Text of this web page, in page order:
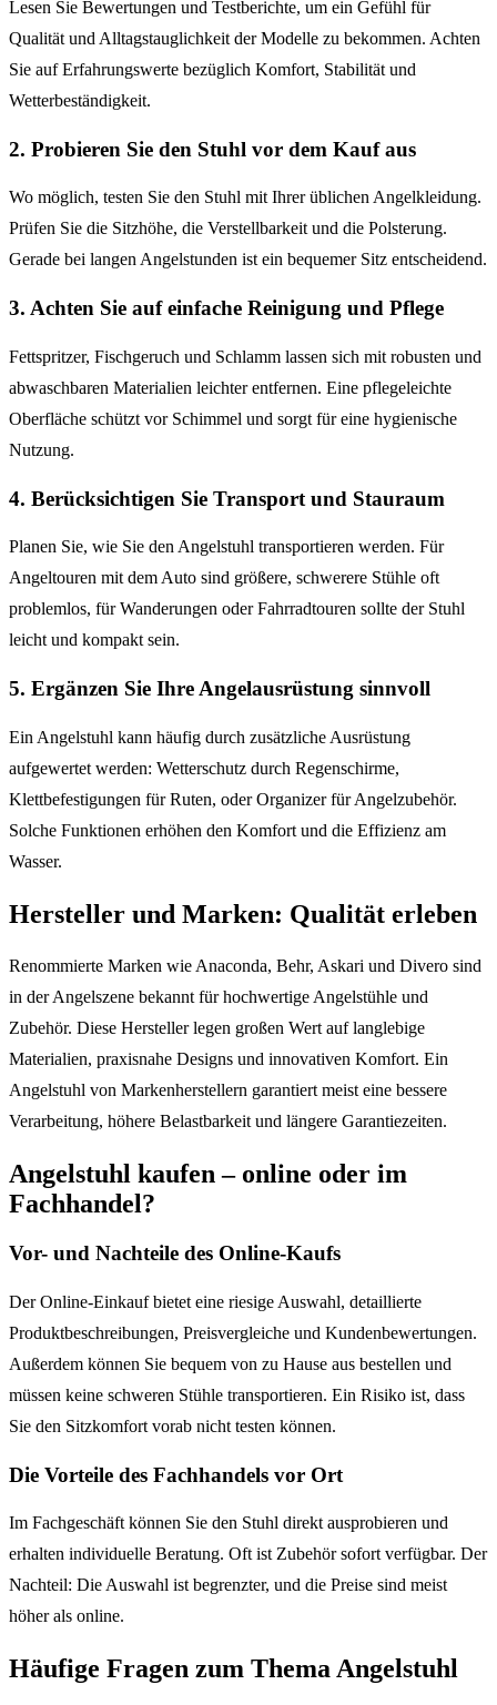
Lesen Sie Bewertungen und Testberichte, um ein Gefühl für
Qualität und Alltagstauglichkeit der Modelle zu bekommen. Achten
Sie auf Erfahrungswerte bezüglich Komfort, Stabilität und
Wetterbeständigkeit.
2. Probieren Sie den Stuhl vor dem Kauf aus
Wo möglich, testen Sie den Stuhl mit Ihrer üblichen Angelkleidung.
Prüfen Sie die Sitzhöhe, die Verstellbarkeit und die Polsterung.
Gerade bei langen Angelstunden ist ein bequemer Sitz entscheidend.
3. Achten Sie auf einfache Reinigung und Pflege
Fettspritzer, Fischgeruch und Schlamm lassen sich mit robusten und
abwaschbaren Materialien leichter entfernen. Eine pflegeleichte
Oberfläche schützt vor Schimmel und sorgt für eine hygienische
Nutzung.
4. Berücksichtigen Sie Transport und Stauraum
Planen Sie, wie Sie den Angelstuhl transportieren werden. Für
Angeltouren mit dem Auto sind größere, schwerere Stühle oft
problemlos, für Wanderungen oder Fahrradtouren sollte der Stuhl
leicht und kompakt sein.
5. Ergänzen Sie Ihre Angelausrüstung sinnvoll
Ein Angelstuhl kann häufig durch zusätzliche Ausrüstung
aufgewertet werden: Wetterschutz durch Regenschirme,
Klettbefestigungen für Ruten, oder Organizer für Angelzubehör.
Solche Funktionen erhöhen den Komfort und die Effizienz am
Wasser.
Hersteller und Marken: Qualität erleben
Renommierte Marken wie Anaconda, Behr, Askari und Divero sind
in der Angelszene bekannt für hochwertige Angelstühle und
Zubehör. Diese Hersteller legen großen Wert auf langlebige
Materialien, praxisnahe Designs und innovativen Komfort. Ein
Angelstuhl von Markenherstellern garantiert meist eine bessere
Verarbeitung, höhere Belastbarkeit und längere Garantiezeiten.
Angelstuhl kaufen – online oder im
Fachhandel?
Vor- und Nachteile des Online-Kaufs
Der Online-Einkauf bietet eine riesige Auswahl, detaillierte
Produktbeschreibungen, Preisvergleiche und Kundenbewertungen.
Außerdem können Sie bequem von zu Hause aus bestellen und
müssen keine schweren Stühle transportieren. Ein Risiko ist, dass
Sie den Sitzkomfort vorab nicht testen können.
Die Vorteile des Fachhandels vor Ort
Im Fachgeschäft können Sie den Stuhl direkt ausprobieren und
erhalten individuelle Beratung. Oft ist Zubehör sofort verfügbar. Der
Nachteil: Die Auswahl ist begrenzter, und die Preise sind meist
höher als online.
Häufige Fragen zum Thema Angelstuhl